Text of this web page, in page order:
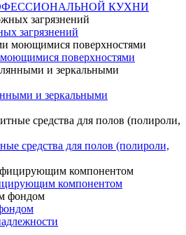
КУХНИ
загрязнений
моющимися поверхностями
и зеркальными
средства для полов (полироли,
компонентом